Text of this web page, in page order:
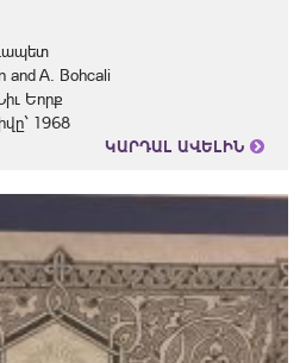
and A. Bohcali
Եորք
1968
ԿԱՐԴԱԼ ԱՎԵԼԻՆ